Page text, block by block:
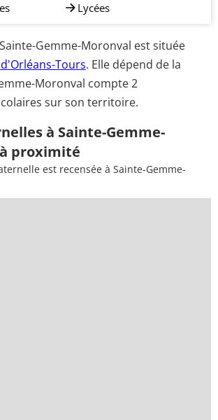
Lycées
Gemme-Moronval est située
Tours. Elle dépend de la
Moronval compte 2
sur son territoire.
à Sainte-Gemme-
proximité
est recensée à Sainte-Gemme-